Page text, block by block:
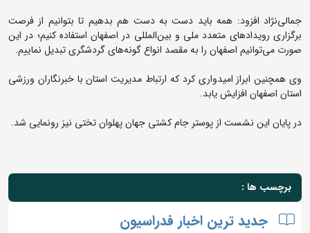
جمالی‌نژاد افزود: همه باید دست به دست هم بدهیم تا بتوانیم از فرصت
برگزاری رویدادهای متعدد ملی و بین‌المللی در اصفهان استفاده کنیم؛ در این
صورت می‌توانیم اصفهان را به مقصد انواع گونه‌های گردشگری تبدیل نماییم.
وی همچنین ابراز امیدواری کرد که ارتباط مدیریت استان با خبرنگاران ورزشی
استان‌ اصفهان افزایش یابد.
در پایان این نشست از پوستر جام کشتی جهان پهلوان تختی نیز رونمایی شد.
برچسب ها :
جدید ترین اخبار فدراسیون